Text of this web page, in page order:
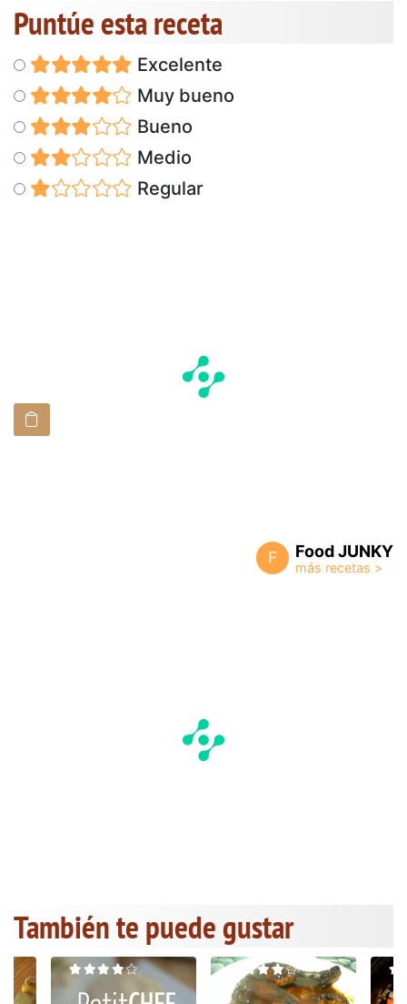
Puntúe esta receta
Excelente
Muy bueno
Bueno
Medio
Regular
F Food JUNKY
También te puede gustar